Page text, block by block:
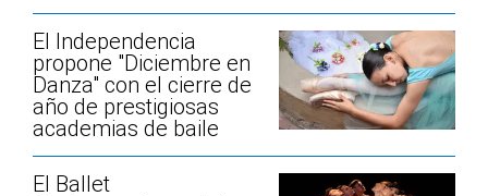
El Independencia
propone "Diciembre en
Danza" con el cierre de
año de prestigiosas
academias de baile
El Ballet